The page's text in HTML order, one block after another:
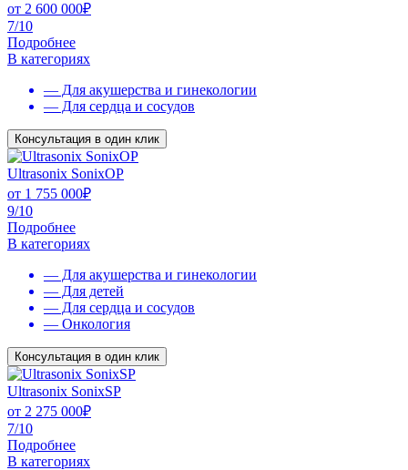
от 2 600 000₽
7/10
Подробнее
В категориях
— Для акушерства и гинекологии
— Для сердца и сосудов
Консультация в один клик
Ultrasonix SonixOP
от 1 755 000₽
9/10
Подробнее
В категориях
— Для акушерства и гинекологии
— Для детей
— Для сердца и сосудов
— Онкология
Консультация в один клик
Ultrasonix SonixSP
от 2 275 000₽
7/10
Подробнее
В категориях